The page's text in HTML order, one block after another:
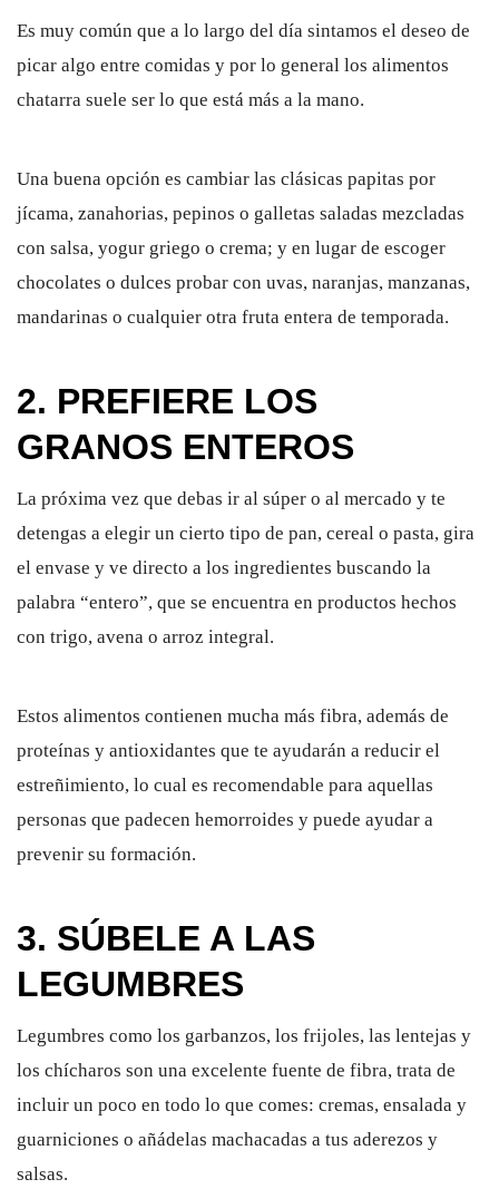
Es muy común que a lo largo del día sintamos el deseo de
picar algo entre comidas y por lo general los alimentos
chatarra suele ser lo que está más a la mano.
Una buena opción es cambiar las clásicas papitas por
jícama, zanahorias, pepinos o galletas saladas mezcladas
con salsa, yogur griego o crema; y en lugar de escoger
chocolates o dulces probar con uvas, naranjas, manzanas,
mandarinas o cualquier otra fruta entera de temporada.
2. PREFIERE LOS
GRANOS ENTEROS
La próxima vez que debas ir al súper o al mercado y te
detengas a elegir un cierto tipo de pan, cereal o pasta, gira
el envase y ve directo a los ingredientes buscando la
palabra “entero”, que se encuentra en productos hechos
con trigo, avena o arroz integral.
Estos alimentos contienen mucha más fibra, además de
proteínas y antioxidantes que te ayudarán a reducir el
estreñimiento, lo cual es recomendable para aquellas
personas que padecen hemorroides y puede ayudar a
prevenir su formación.
3. SÚBELE A LAS
LEGUMBRES
Legumbres como los garbanzos, los frijoles, las lentejas y
los chícharos son una excelente fuente de fibra, trata de
incluir un poco en todo lo que comes: cremas, ensalada y
guarniciones o añádelas machacadas a tus aderezos y
salsas.